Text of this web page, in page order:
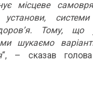
місцеве
установи,
Тому, що
шукаємо
“, – сказав голова